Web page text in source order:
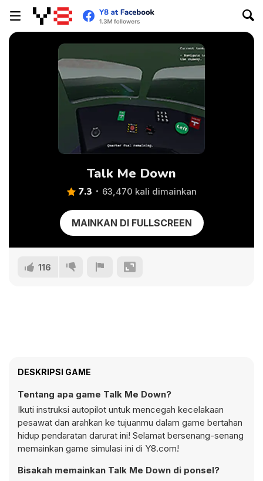
Talk Me Down
7.3 63,470 kali dimainkan
MAINKAN DI FULLSCREEN
116
DESKRIPSI GAME
Tentang apa game Talk Me Down?
Ikuti instruksi autopilot untuk mencegah kecelakaan
pesawat dan arahkan ke tujuanmu dalam game bertahan
hidup pendaratan darurat ini! Selamat bersenang-senang
memainkan game simulasi ini di Y8.com!
Bisakah memainkan Talk Me Down di ponsel?